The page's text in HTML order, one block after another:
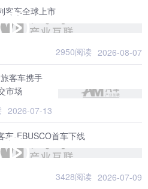
客车全球上市
2950阅读 2026-08-07
客车携手
市场
2026-07-13
车-EBUSCO首车下线
3428阅读 2026-07-09